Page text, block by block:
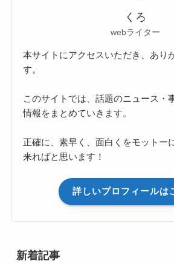
くろ
webライター
本サイトにアクセスいただき、あり
す。
このサイトでは、話題のニュース・
情報をまとめていきます。
正確に、素早く、面白くをモットー
来ればと思います！
詳しいプロフィールは
新着記事